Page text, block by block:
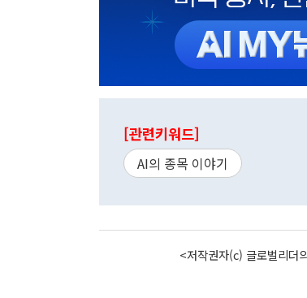
[관련키워드]
AI의 종목 이야기
<저작권자(c) 글로벌리더